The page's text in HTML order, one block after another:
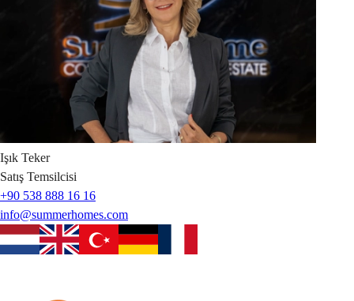
Işık Teker
Satış Temsilcisi
+90 538 888 16 16
info@summerhomes.com